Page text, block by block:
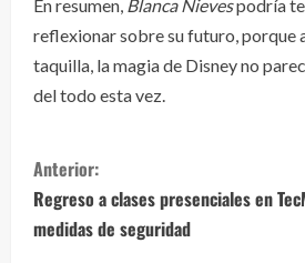
En resumen, Blanca Nievespodría
reflexionar sobre su futuro, porque
taquilla, la magia de Disney no
del todo esta vez.
S
i
g
Anterior:
Regreso a clases presenciales en
medidas de seguridad